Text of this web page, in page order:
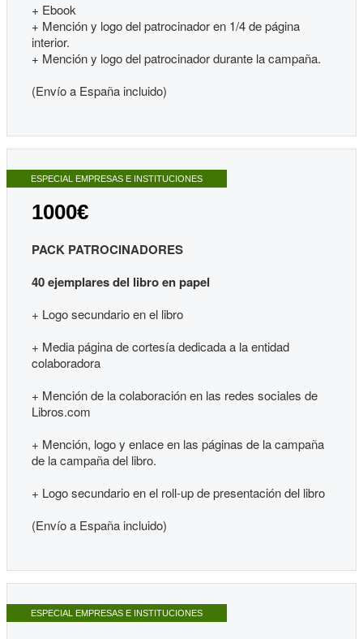
+ Ebook
+ Mención y logo del patrocinador en 1/4 de página
interior.
+ Mención y logo del patrocinador durante la campaña.
(Envío a España incluido)
ESPECIAL EMPRESAS E INSTITUCIONES
1000€
PACK PATROCINADORES
40 ejemplares del libro en papel
+ Logo secundario en el libro
+ Media página de cortesía dedicada a la entidad
colaboradora
+ Mención de la colaboración en las redes sociales de
Libros.com
+ Mención, logo y enlace en las páginas de la campaña
de la campaña del libro.
+ Logo secundario en el roll-up de presentación del libro
(Envío a España incluido)
ESPECIAL EMPRESAS E INSTITUCIONES